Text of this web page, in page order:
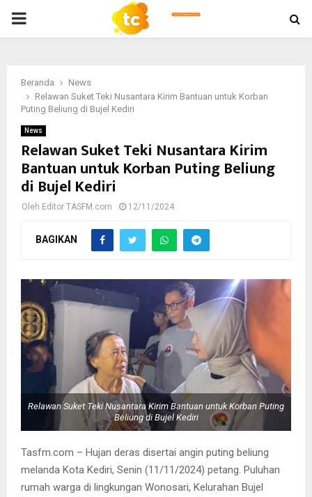
PRIMARY
Beranda
News
Relawan Suket Teki Nusantara Kirim Bantuan untuk Korban
Puting Beliung di Bujel Kediri
News
Relawan Suket Teki Nusantara Kirim
Bantuan untuk Korban Puting Beliung
di Bujel Kediri
Oleh Editor TASFM.com 12/11/2024
BAGIKAN
Relawan Suket Teki Nusantara Kirim Bantuan untuk Korban Puting
Beliung di Bujel Kediri
Tasfm.com – Hujan deras disertai angin puting beliung
melanda Kota Kediri, Senin (11/11/2024) petang. Puluhan
rumah warga di lingkungan Wonosari, Kelurahan Bujel